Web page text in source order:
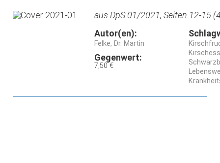
aus DpS 01/2021, Seiten 12-15
Autor(en):
Felke, Dr. Martin
Gegenwert:
7,50 €